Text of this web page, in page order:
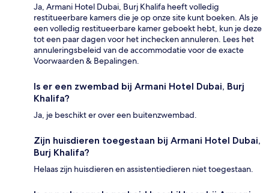
Ja, Armani Hotel Dubai, Burj Khalifa heeft volledig
restitueerbare kamers die je op onze site kunt boeken. Als je
een volledig restitueerbare kamer geboekt hebt, kun je deze
tot een paar dagen voor het inchecken annuleren. Lees het
annuleringsbeleid van de accommodatie voor de exacte
Voorwaarden & Bepalingen.
Is er een zwembad bij Armani Hotel Dubai, Burj
Khalifa?
Ja, je beschikt er over een buitenzwembad.
Zijn huisdieren toegestaan bij Armani Hotel Dubai,
Burj Khalifa?
Helaas zijn huisdieren en assistentiedieren niet toegestaan.